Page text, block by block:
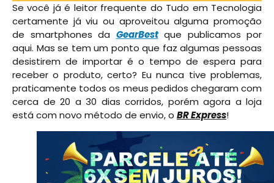
Se você já é leitor frequente do Tudo em Tecnologia
certamente já viu ou aproveitou alguma promoção
de smartphones da GearBestque publicamos por
aqui. Mas se tem um ponto que faz algumas pessoas
desistirem de importar é o tempo de espera para
receber o produto, certo? Eu nunca tive problemas,
praticamente todos os meus pedidos chegaram com
cerca de 20 a 30 dias corridos, porém agora a loja
está com novo método de envio, o BR Express!